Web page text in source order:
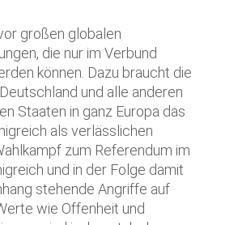
großen globalen
die nur im Verbund
können. Dazu braucht die
und alle anderen
Staaten in ganz Europa das
als verlässlichen
zum Referendum im
und in der Folge damit
stehende Angriffe auf
wie Offenheit und